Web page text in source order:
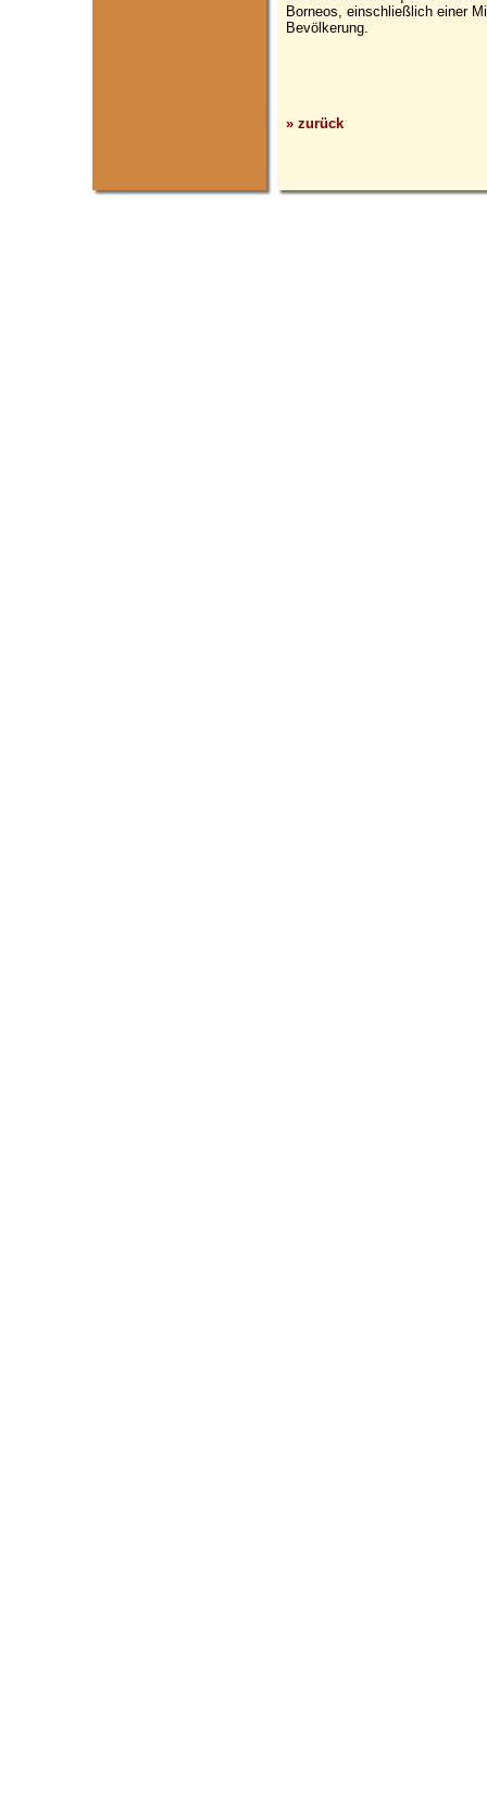
Borneos, einschließlich einer
Bevölkerung.
» zurück